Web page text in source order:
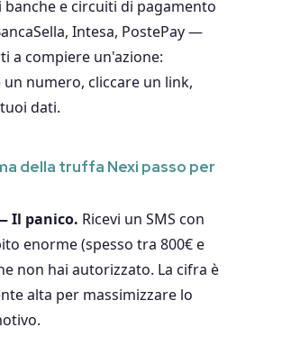
banche e circuiti di pagamento
Intesa, PostePay —
a compiere un'azione:
numero, cliccare un link,
dati.
della truffa Nexi passo per
Il panico. Ricevi un SMS con
enorme (spesso tra 800€ e
non hai autorizzato. La cifra è
alta per massimizzare lo